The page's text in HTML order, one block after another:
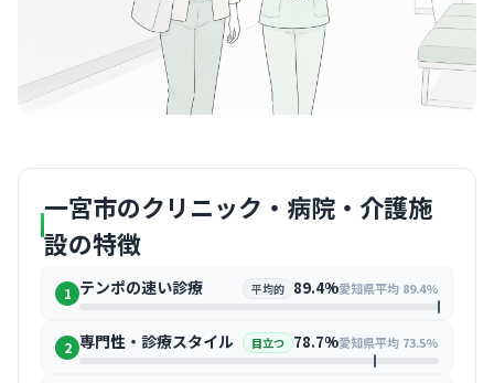
一宮市のクリニック・病院・介護施
設の特徴
1 テンポの速い診療 平均的 89.4%愛知県平均 89.4%
2 専門性・診療スタイル 目立つ 78.7%愛知県平均 73.5%